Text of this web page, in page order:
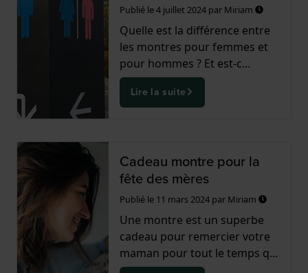
Publié le4 juillet 2024par Miriam
Quelle est la différence entre
les montres pour femmes et
pour hommes ? Et est-c...
Lire la suite
Cadeau montre pour la
fête des mères
Publié le 11 mars 2024par Miriam
Une montre est un superbe
cadeau pour remercier votre
maman pour tout le temps q...